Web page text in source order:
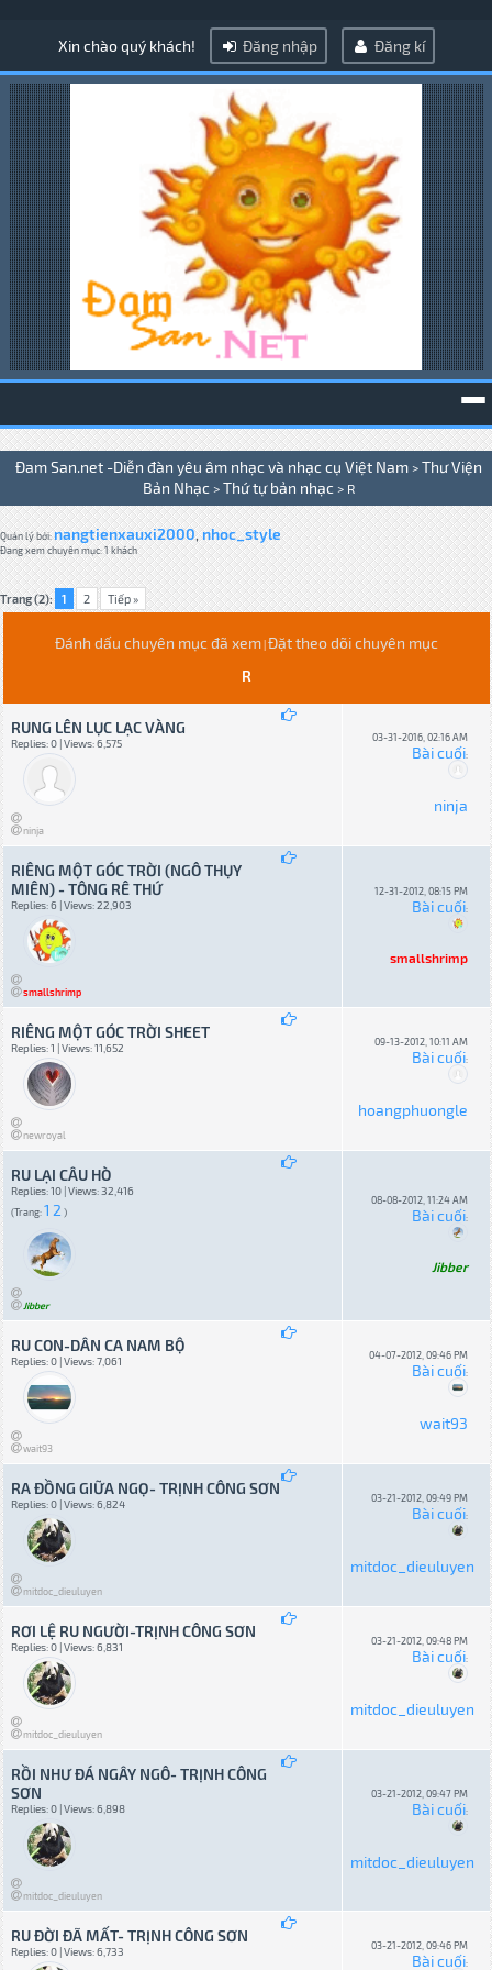
Xin chào quý khách! Đăng nhập Đăng kí
Đam San.net -Diễn đàn yêu âm nhạc và nhạc cụ Việt Nam > Thư Viện
Bản Nhạc > Thứ tự bản nhạc > R
Quản lý bởi:nangtienxauxi2000,nhoc_style
Đang xem chuyên mục: 1 khách
Trang (2): 1 2 Tiếp »
Đánh dấu chuyên mục đã xem| Đặt theo dõi chuyên mục
R
RUNG LÊN LỤC LẠC VÀNG
Replies: 0 | Views: 6,575
ninja
03-31-2016, 02:16 AM
Bài cuối:
ninja
RIÊNG MỘT GÓC TRỜI (NGÔ THỤY
MIÊN) - TÔNG RÊ THỨ
Replies: 6 | Views: 22,903
smallshrimp
12-31-2012, 08:15 PM
Bài cuối:
smallshrimp
RIÊNG MỘT GÓC TRỜI SHEET
Replies: 1 | Views: 11,652
newroyal
09-13-2012, 10:11 AM
Bài cuối:
hoangphuongle
RU LẠI CÂU HÒ
Replies: 10 | Views: 32,416
(Trang:1 2 )
Jibber
08-08-2012, 11:24 AM
Bài cuối:
Jibber
RU CON-DÂN CA NAM BỘ
Replies: 0 | Views: 7,061
wait93
04-07-2012, 09:46 PM
Bài cuối:
wait93
RA ĐỒNG GIỮA NGỌ- TRỊNH CÔNG SƠN
Replies: 0 | Views: 6,824
mitdoc_dieuluyen
03-21-2012, 09:49 PM
Bài cuối:
mitdoc_dieuluyen
RƠI LỆ RU NGƯỜI-TRỊNH CÔNG SƠN
Replies: 0 | Views: 6,831
mitdoc_dieuluyen
03-21-2012, 09:48 PM
Bài cuối:
mitdoc_dieuluyen
RỒI NHƯ ĐÁ NGÂY NGÔ- TRỊNH CÔNG
SƠN
Replies: 0 | Views: 6,898
mitdoc_dieuluyen
03-21-2012, 09:47 PM
Bài cuối:
mitdoc_dieuluyen
RU ĐỜI ĐÃ MẤT- TRỊNH CÔNG SƠN
Replies: 0 | Views: 6,733 03-21-2012, 09:46 PM
Bài cuối: